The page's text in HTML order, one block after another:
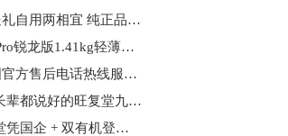
2026 黄精十大品牌排名 送礼自用两相宜 纯正品质守护长辈健康
618职场利器：华硕破晓7Pro锐龙版1.41kg轻薄长续航，智能办公一步到位
2026年6月最新欧米茄中国官方售后电话热线服务地址网点客服
端午送礼黄精十大品牌，长辈都说好的旺复堂九蒸九晒有机非遗黄精，健康又贴心
黄精十大品牌洗牌，旺复堂凭国企 + 双有机登顶榜首